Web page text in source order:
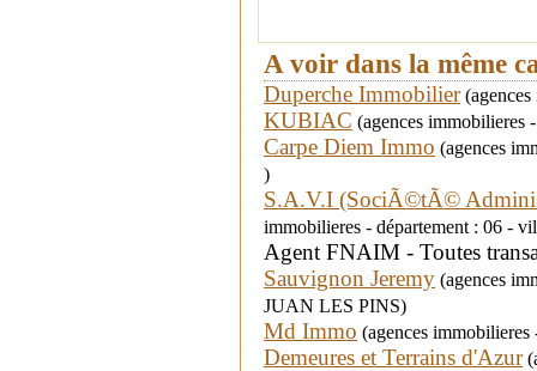
A voir dans la même
Duperche Immobilier
KUBIAC (agences immobilieres
Carpe Diem Immo (agences
)
S.A.V.I (SociÃ©tÃ©
immobilieres - département : 06 -
Agent FNAIM - Toutes
Sauvignon Jeremy (agences
JUAN LES PINS)
Md Immo (agences
Demeures et Terrains d'Azur